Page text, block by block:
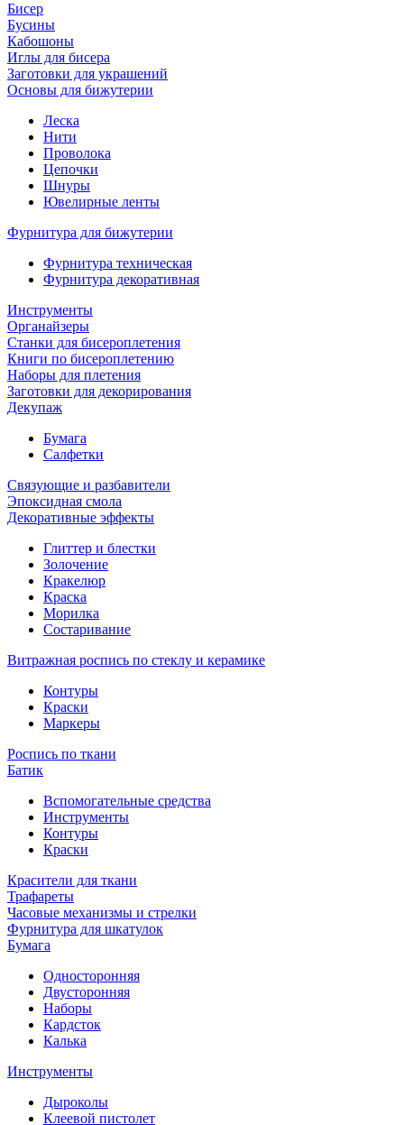
Бисер
Бусины
Кабошоны
Иглы для бисера
Заготовки для украшений
Основы для бижутерии
Леска
Нити
Проволока
Цепочки
Шнуры
Ювелирные ленты
Фурнитура для бижутерии
Фурнитура техническая
Фурнитура декоративная
Инструменты
Органайзеры
Станки для бисероплетения
Книги по бисероплетению
Наборы для плетения
Заготовки для декорирования
Декупаж
Бумага
Салфетки
Связующие и разбавители
Эпоксидная смола
Декоративные эффекты
Глиттер и блестки
Золочение
Кракелюр
Краска
Морилка
Состаривание
Витражная роспись по стеклу и керамике
Контуры
Краски
Маркеры
Роспись по ткани
Батик
Вспомогательные средства
Инструменты
Контуры
Краски
Красители для ткани
Трафареты
Часовые механизмы и стрелки
Фурнитура для шкатулок
Бумага
Односторонняя
Двусторонняя
Наборы
Кардсток
Калька
Инструменты
Дыроколы
Клеевой пистолет